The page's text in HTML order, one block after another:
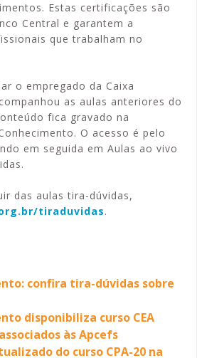
Estas certificações são
Central e garantem a
que trabalham no
o empregado da Caixa
as aulas anteriores do
fica gravado na
O acesso é pelo
em seguida em Aulas ao vivo
das aulas tira-dúvidas,
tiraduvidas.
confira tira-dúvidas sobre
disponibiliza curso CEA
às Apcefs
do curso CPA-20 na